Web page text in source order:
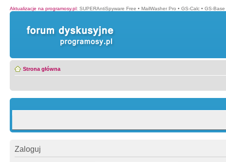
Aktualizacje na programosy.pl: SUPERAntiSpyware Free • MailWasher Pro • GS-Calc • GS-Base
Strona główna
Zaloguj